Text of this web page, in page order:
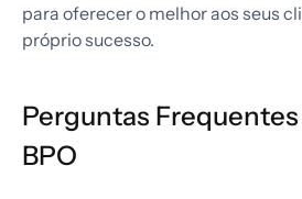
para oferecer o melhor aos seus
próprio sucesso.
Perguntas
BPO